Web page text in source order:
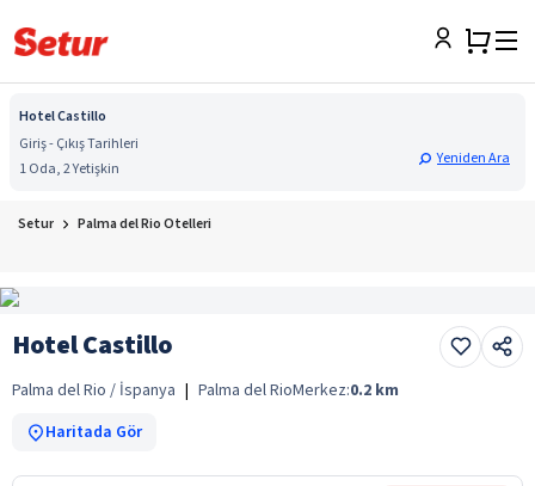
Hotel Castillo
Giriş - Çıkış Tarihleri
1 Oda, 2 Yetişkin
Yeniden Ara
Setur Palma del Rio Otelleri
Hotel Castillo
Palma del Rio / İspanya | Palma del RioMerkez:0.2 km
Haritada Gör